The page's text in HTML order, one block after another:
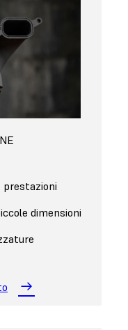
prestazioni
dimensioni